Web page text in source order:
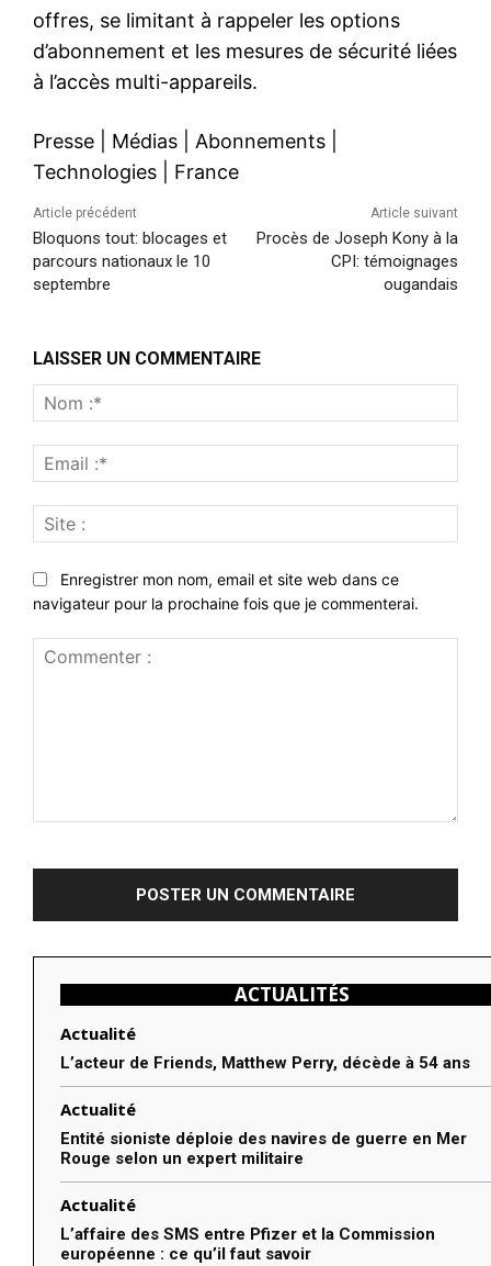
offres, se limitant à rappeler les options
d’abonnement et les mesures de sécurité liées
à l’accès multi-appareils.
Presse Médias Abonnements
Technologies
France
Article précédent
Bloquons tout: blocages et
parcours nationaux le 10
septembre
Article suivant
Procès de Joseph Kony à la
CPI: témoignages
ougandais
LAISSER UN COMMENTAIRE
:*
:*
:
Enregistrer mon nom, email et site web dans ce
navigateur pour la prochaine fois que je commenterai.
ACTUALITÉS
Actualité
L’acteur de Friends, Matthew Perry, décède à 54 ans
Actualité
Entité sioniste déploie des navires de guerre en Mer
Rouge selon un expert militaire
Actualité
L’affaire des SMS entre Pfizer et la Commission
européenne : ce qu’il faut savoir